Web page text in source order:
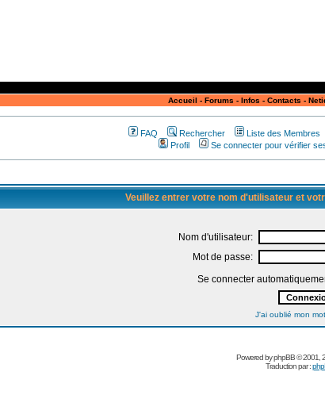
Accueil - Forums - Infos - Contacts -
FAQ Rechercher Liste des Membres
Profil
Se connecter pour vérifier
Veuillez entrer votre nom d'utilisateur et
Nom d'utilisateur:
Mot de passe:
Se connecter
J'ai oublié mon
Powered byphpBB© 2001,
Traduction par :